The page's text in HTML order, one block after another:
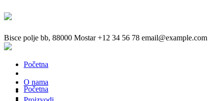
Bisce polje bb, 88000 Mostar +12 34 56 78 email@example.com
Početna
O nama
Početna